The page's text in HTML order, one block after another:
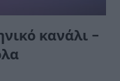
κανάλι –